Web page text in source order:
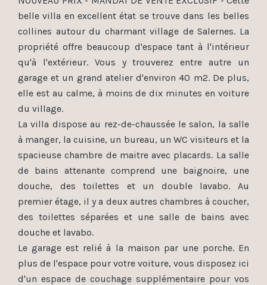
belle villa en excellent état se trouve dans les belles
collines autour du charmant village de Salernes. La
propriété offre beaucoup d'espace tant à l'intérieur
qu'à l'extérieur. Vous y trouverez entre autre un
garage et un grand atelier d'environ 40 m2. De plus,
elle est au calme, à moins de dix minutes en voiture
du village.
La villa dispose au rez-de-chaussée le salon, la salle
à manger, la cuisine, un bureau, un WC visiteurs et la
spacieuse chambre de maitre avec placards. La salle
de bains attenante comprend une baignoire, une
douche, des toilettes et un double lavabo. Au
premier étage, il y a deux autres chambres à coucher,
des toilettes séparées et une salle de bains avec
douche et lavabo.
Le garage est relié à la maison par une porche. En
plus de l'espace pour votre voiture, vous disposez ici
d'un espace de couchage supplémentaire pour vos